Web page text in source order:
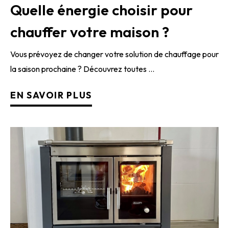
Quelle énergie choisir pour
chauffer votre maison ?
Vous prévoyez de changer votre solution de chauffage pour
la saison prochaine ? Découvrez toutes ...
EN SAVOIR PLUS